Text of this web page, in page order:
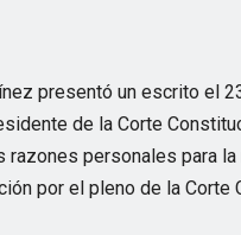
presentó un escrito el
de la Corte
razones personales para
por el pleno de la Corte